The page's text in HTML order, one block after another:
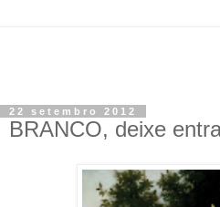
22 setembro 2012
BRANCO, deixe